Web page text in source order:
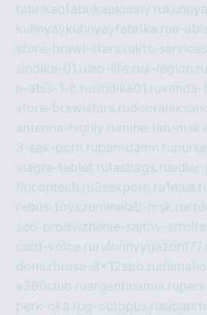
fabrikaofabrikaokuhny.ru
kuhnyaykuhnyayfabrika.rue-
store-brawl-stars.rukts-
sindika-01.rusp-life.rux-legion.ru
e-abis-1-c.rusindika01.ruvenda-
store-brawlstars.ru
antenna-highly.ru mine-lab-
3-sex-porn.ruban-damn.ru
viagra-tablet.rufasbags.ru
fincontech.ru3sexporn.ru
rebus-toys.ru minelab-msk.ru
seo-prodvizhenie-sajtov-
card-voice.ru
domizbrusa-9x12spb.ru
a380club.ruargentinamia.ru
perk-oka.rug-octopus.ru